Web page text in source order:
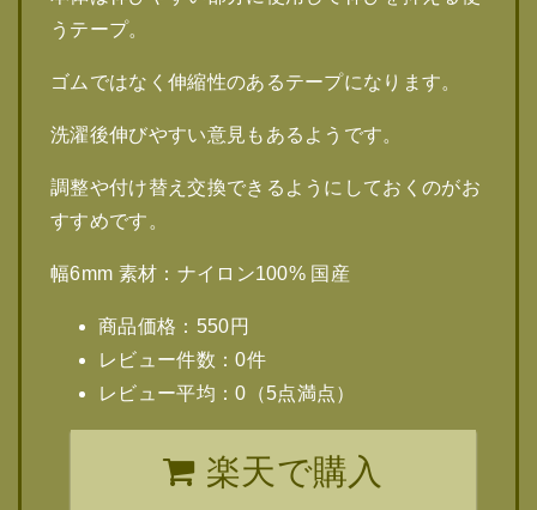
うテープ。
ゴムではなく伸縮性のあるテープになります。
洗濯後伸びやすい意見もあるようです。
調整や付け替え交換できるようにしておくのがお
すすめです。
幅6mm 素材：ナイロン100% 国産
商品価格：550円
レビュー件数：0件
レビュー平均：0（5点満点）
楽天で購入